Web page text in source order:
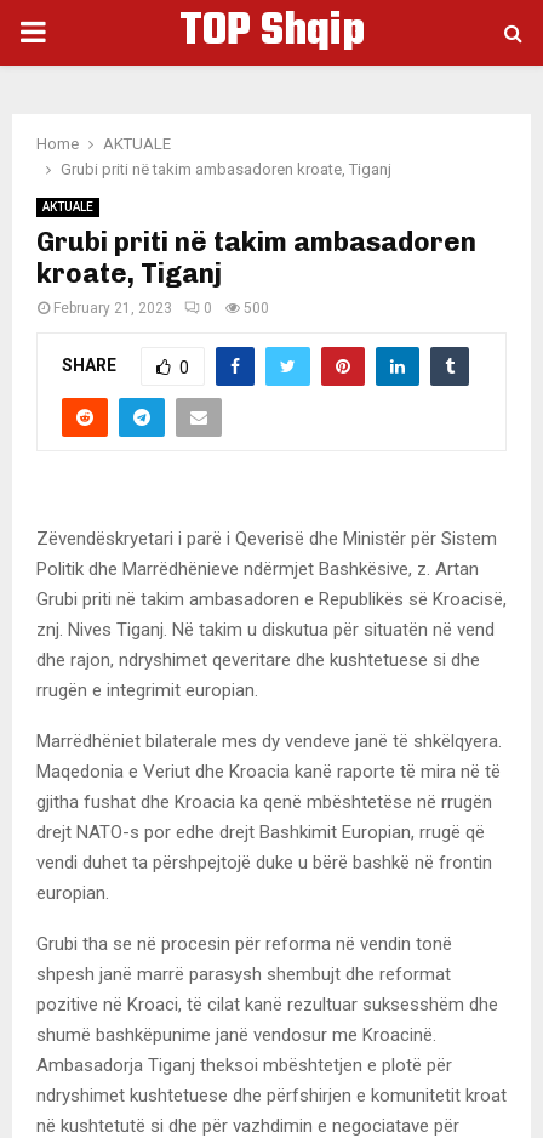
PRIMARY
TOP Shqip
Home
AKTUALE
Grubi priti në takim ambasadoren kroate, Tiganj
AKTUALE
Grubi priti në takim ambasadoren
kroate, Tiganj
February 21, 2023 0 500
SHARE 0
Zëvendëskryetari i parë i Qeverisë dhe Ministër për Sistem
Politik dhe Marrëdhënieve ndërmjet Bashkësive, z. Artan
Grubi priti në takim ambasadoren e Republikës së Kroacisë,
znj. Nives Tiganj. Në takim u diskutua për situatën në vend
dhe rajon, ndryshimet qeveritare dhe kushtetuese si dhe
rrugën e integrimit europian.
Marrëdhëniet bilaterale mes dy vendeve janë të shkëlqyera.
Maqedonia e Veriut dhe Kroacia kanë raporte të mira në të
gjitha fushat dhe Kroacia ka qenë mbështetëse në rrugën
drejt NATO-s por edhe drejt Bashkimit Europian, rrugë që
vendi duhet ta përshpejtojë duke u bërë bashkë në frontin
europian.
Grubi tha se në procesin për reforma në vendin tonë
shpesh janë marrë parasysh shembujt dhe reformat
pozitive në Kroaci, të cilat kanë rezultuar suksesshëm dhe
shumë bashkëpunime janë vendosur me Kroacinë.
Ambasadorja Tiganj theksoi mbështetjen e plotë për
ndryshimet kushtetuese dhe përfshirjen e komunitetit kroat
në kushtetutë si dhe për vazhdimin e negociatave për